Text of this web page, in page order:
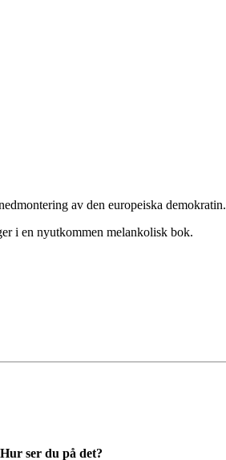
av den europeiska demokratin.
i en nyutkommen melankolisk bok.
ser du på det?